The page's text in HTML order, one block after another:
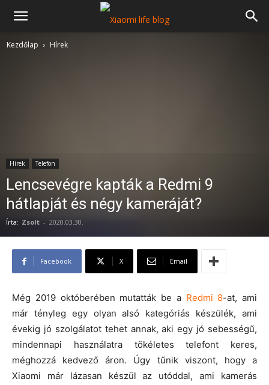
Kezdőlap Hírek
Hírek Telefon
Lencsevégre kapták a Redmi 9
hátlapját és négy kameráját?
Írta: Zsolt - 2020.03.30.
Facebook X Email
Még 2019 októberében mutatták be a Redmi 8-at, ami
már tényleg egy olyan alsó kategóriás készülék, ami
évekig jó szolgálatot tehet annak, aki egy jó sebességű,
mindennapi használatra tökéletes telefont keres,
méghozzá kedvező áron. Úgy tűnik viszont, hogy a
Xiaomi már lázasan készül az utóddal, ami kamerás